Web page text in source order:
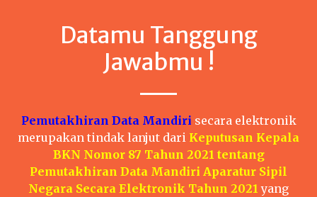
Datamu Tanggung
Jawabmu !
Pemutakhiran Data Mandiri secara elektronik
merupakan tindak lanjut dari Keputusan Kepala
BKN Nomor 87 Tahun 2021 tentang
Pemutakhiran Data Mandiri Aparatur Sipil
Negara Secara Elektronik Tahun 2021yang